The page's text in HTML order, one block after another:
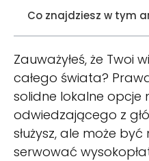
Co znajdziesz w tym
Zauważyłeś, że Twoi
całego świata?
solidne lokalne opcje
odwiedzającego z
służysz, ale może
serwować